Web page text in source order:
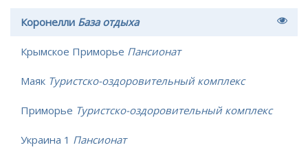
Коронелли База отдыха
Крымское Приморье Пансионат
Маяк Туристско-оздоровительный комплекс
Приморье Туристско-оздоровительный комплекс
Украина 1 Пансионат